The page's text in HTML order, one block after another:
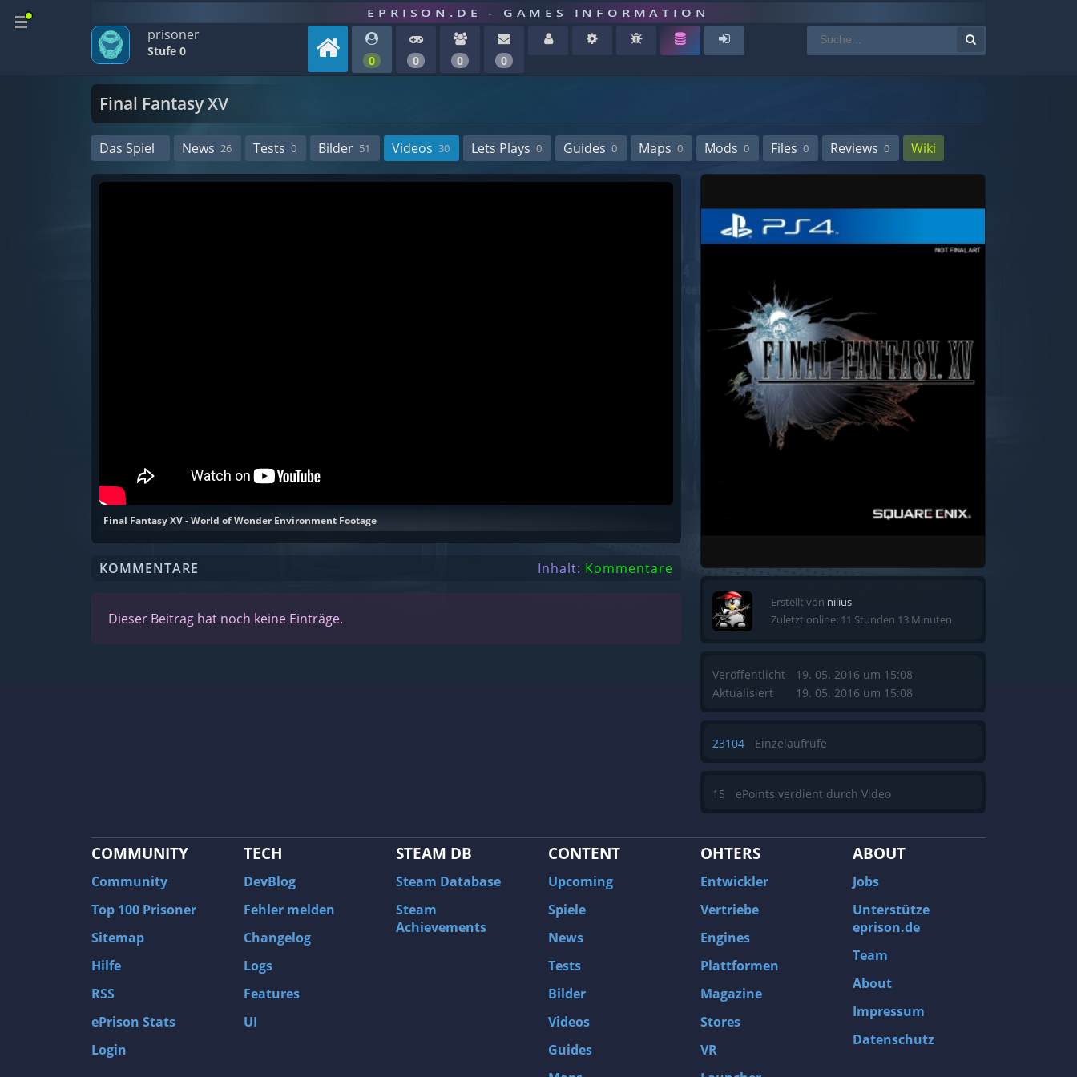
EPRISON.DE - GAMES INFORMATION
prisoner
Stufe 0
0 0 0 0
Final Fantasy XV
Das Spiel News 26 Tests 0 Bilder 51 Videos 30 Lets Plays 0 Guides 0 Maps 0 Mods 0 Files 0 Reviews 0 Wiki
Final Fantasy XV - World of Wonder Environment Footage
KOMMENTARE Inhalt: Kommentare
Dieser Beitrag hat noch keine Einträge.
Erstellt von nilius
Zuletzt online: 11 Stunden 13 Minuten
Veröffentlicht
Aktualisiert
19. 05. 2016 um 15:08
19. 05. 2016 um 15:08
23104 Einzelaufrufe
15 ePoints verdient durch Video
COMMUNITY
Community
Top 100 Prisoner
Sitemap
Hilfe
RSS
ePrison Stats
Login
TECH
DevBlog
Fehler melden
Changelog
Logs
Features
UI
STEAM DB
Steam Database
Steam
Achievements
CONTENT
Upcoming
Spiele
News
Tests
Bilder
Videos
Guides
OHTERS
Entwickler
Vertriebe
Engines
Plattformen
Magazine
Stores
VR
ABOUT
Jobs
Unterstütze
eprison.de
Team
About
Impressum
Datenschutz